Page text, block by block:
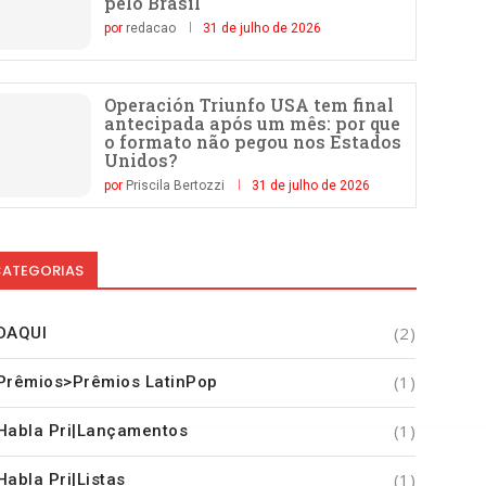
por redacao 31 de julho de 2026
Operación Triunfo USA tem final
antecipada após um mês: por que
o formato não pegou nos Estados
Unidos?
por Priscila Bertozzi 31 de julho de 2026
(2)
LatinPop (1)
Pri|Lançamentos (1)
Pri|Listas (1)